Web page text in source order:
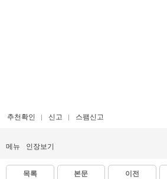
추천확인 신고 스팸신고
메뉴 인장보기
목록 본문 이전